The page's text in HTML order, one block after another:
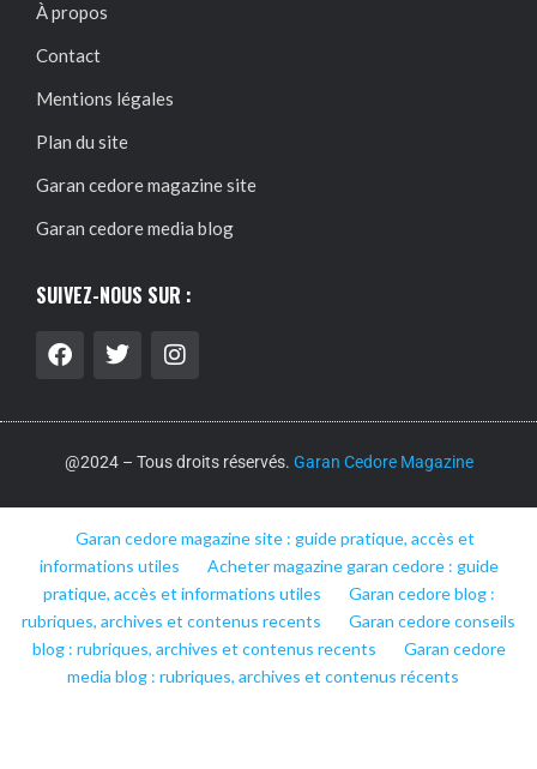
À propos
Contact
Mentions légales
Plan du site
Garan cedore magazine site
Garan cedore media blog
SUIVEZ-NOUS SUR :
@2024 – Tous droits réservés. Garan Cedore Magazine
Garan cedore magazine site : guide pratique, accès et
informations utiles
Acheter magazine garan cedore : guide
pratique, accès et informations utiles
Garan cedore blog :
rubriques, archives et contenus recents
Garan cedore conseils
blog : rubriques, archives et contenus recents
Garan cedore
media blog : rubriques, archives et contenus récents